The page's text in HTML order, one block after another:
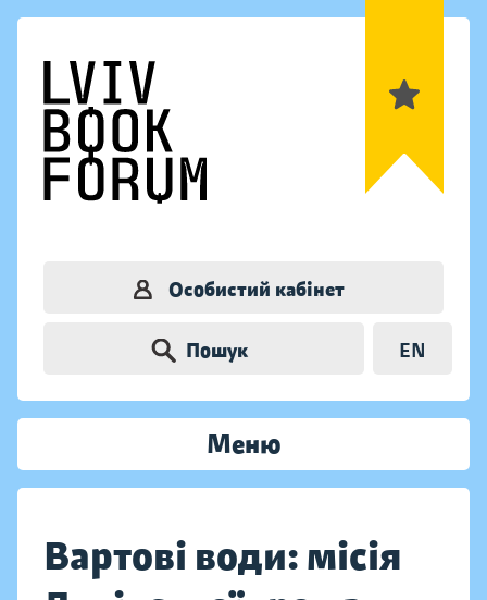
Особистий кабінет
Пошук EN
Меню
Вартові води: місія